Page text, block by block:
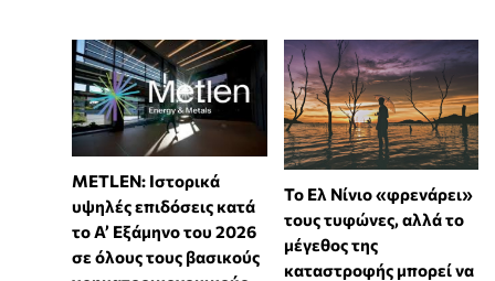
METLEN: Ιστορικά
υψηλές επιδόσεις κατά
το Α’ Εξάμηνο του 2026
σε όλους τους βασικούς
Το Ελ Νίνιο «φρενάρει»
τους τυφώνες, αλλά το
μέγεθος της
καταστροφής μπορεί να